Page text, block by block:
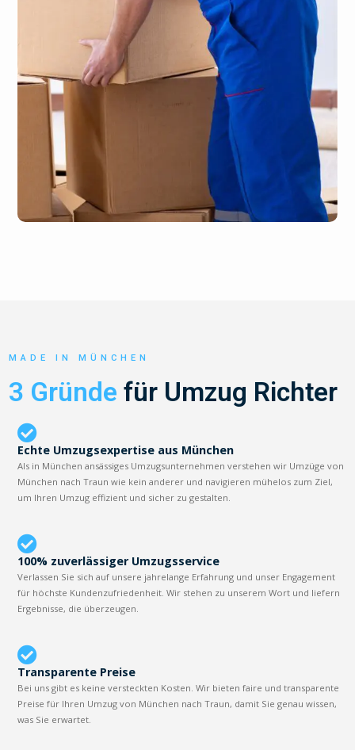
MADE IN MÜNCHEN
3 Gründe für Umzug Richter
Echte Umzugsexpertise aus München
Als in München ansässiges Umzugsunternehmen verstehen wir Umzüge von
München nach Traun wie kein anderer und navigieren mühelos zum Ziel,
um Ihren Umzug effizient und sicher zu gestalten.
100% zuverlässiger Umzugsservice
Verlassen Sie sich auf unsere jahrelange Erfahrung und unser Engagement
für höchste Kundenzufriedenheit. Wir stehen zu unserem Wort und liefern
Ergebnisse, die überzeugen.
Transparente Preise
Bei uns gibt es keine versteckten Kosten. Wir bieten faire und transparente
Preise für Ihren Umzug von München nach Traun, damit Sie genau wissen,
was Sie erwartet.